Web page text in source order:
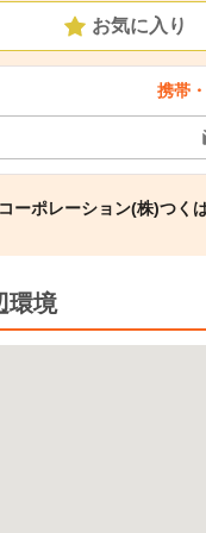
お気に入り
携帯
ーポレーション(株)つく
環境